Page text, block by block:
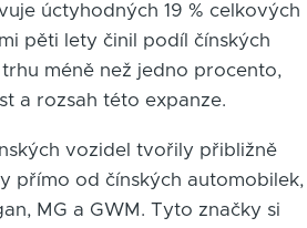
úctyhodných 19 % celkových
pěti lety činil podíl čínských
méně než jedno procento,
a rozsah této expanze.
vozidel tvořily přibližně
přímo od čínských automobilek,
MG a GWM. Tyto značky si